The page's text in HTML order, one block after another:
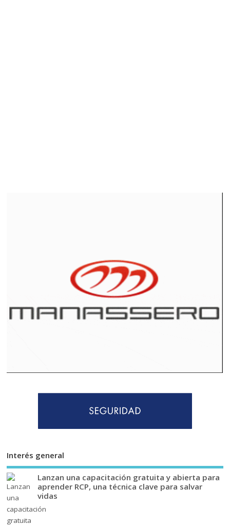
Interés general
Lanzan una capacitación gratuita y abierta para
aprender RCP, una técnica clave para salvar
vidas